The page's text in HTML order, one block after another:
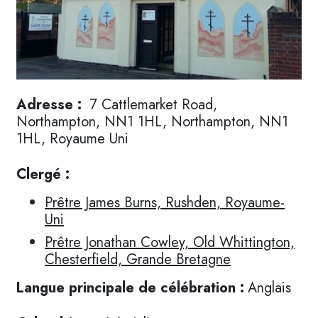
Adresse : 7 Cattlemarket Road,
Northampton, NN1 1HL, Northampton, NN1
1HL, Royaume Uni
Clergé :
Prêtre James Burns, Rushden, Royaume-
Uni
Prêtre Jonathan Cowley, Old Whittington,
Chesterfield, Grande Bretagne
Langue principale de célébration : Anglais